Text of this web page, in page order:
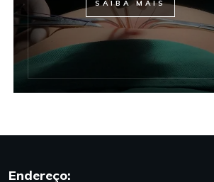
SAIBA MAIS
Endereço: